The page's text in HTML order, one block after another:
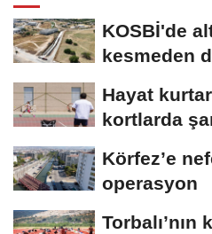
KOSBİ'de
kesmeden
Hayat
kortlarda
Körfez’e
operasyon